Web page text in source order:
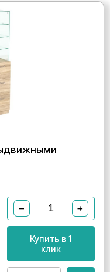
− +
Купить в 1
клик